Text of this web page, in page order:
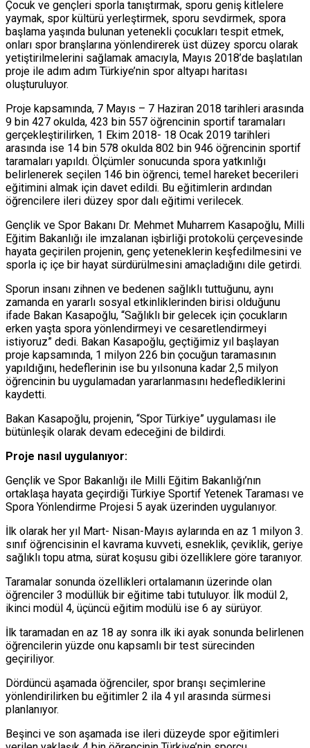
Çocuk ve gençleri sporla tanıştırmak, sporu geniş kitlelere
yaymak, spor kültürü yerleştirmek, sporu sevdirmek, spora
başlama yaşında bulunan yetenekli çocukları tespit etmek,
onları spor branşlarına yönlendirerek üst düzey sporcu olarak
yetiştirilmelerini sağlamak amacıyla, Mayıs 2018’de başlatılan
proje ile adım adım Türkiye’nin spor altyapı haritası
oluşturuluyor.
Proje kapsamında, 7 Mayıs – 7 Haziran 2018 tarihleri arasında
9 bin 427 okulda, 423 bin 557 öğrencinin sportif taramaları
gerçekleştirilirken, 1 Ekim 2018- 18 Ocak 2019 tarihleri
arasında ise 14 bin 578 okulda 802 bin 946 öğrencinin sportif
taramaları yapıldı. Ölçümler sonucunda spora yatkınlığı
belirlenerek seçilen 146 bin öğrenci, temel hareket becerileri
eğitimini almak için davet edildi. Bu eğitimlerin ardından
öğrencilere ileri düzey spor dalı eğitimi verilecek.
Gençlik ve Spor Bakanı Dr. Mehmet Muharrem Kasapoğlu, Milli
Eğitim Bakanlığı ile imzalanan işbirliği protokolü çerçevesinde
hayata geçirilen projenin, genç yeteneklerin keşfedilmesini ve
sporla iç içe bir hayat sürdürülmesini amaçladığını dile getirdi.
Sporun insanı zihnen ve bedenen sağlıklı tuttuğunu, aynı
zamanda en yararlı sosyal etkinliklerinden birisi olduğunu
ifade Bakan Kasapoğlu, “Sağlıklı bir gelecek için çocukların
erken yaşta spora yönlendirmeyi ve cesaretlendirmeyi
istiyoruz” dedi. Bakan Kasapoğlu, geçtiğimiz yıl başlayan
proje kapsamında, 1 milyon 226 bin çocuğun taramasının
yapıldığını, hedeflerinin ise bu yılsonuna kadar 2,5 milyon
öğrencinin bu uygulamadan yararlanmasını hedeflediklerini
kaydetti.
Bakan Kasapoğlu, projenin, “Spor Türkiye” uygulaması ile
bütünleşik olarak devam edeceğini de bildirdi.
Proje nasıl uygulanıyor:
Gençlik ve Spor Bakanlığı ile Milli Eğitim Bakanlığı’nın
ortaklaşa hayata geçirdiği Türkiye Sportif Yetenek Taraması ve
Spora Yönlendirme Projesi 5 ayak üzerinden uygulanıyor.
İlk olarak her yıl Mart- Nisan-Mayıs aylarında en az 1 milyon 3.
sınıf öğrencisinin el kavrama kuvveti, esneklik, çeviklik, geriye
sağlıklı topu atma, sürat koşusu gibi özelliklere göre taranıyor.
Taramalar sonunda özellikleri ortalamanın üzerinde olan
öğrenciler 3 modüllük bir eğitime tabi tutuluyor. İlk modül 2,
ikinci modül 4, üçüncü eğitim modülü ise 6 ay sürüyor.
İlk taramadan en az 18 ay sonra ilk iki ayak sonunda belirlenen
öğrencilerin yüzde onu kapsamlı bir test sürecinden
geçiriliyor.
Dördüncü aşamada öğrenciler, spor branşı seçimlerine
yönlendirilirken bu eğitimler 2 ila 4 yıl arasında sürmesi
planlanıyor.
Beşinci ve son aşamada ise ileri düzeyde spor eğitimleri